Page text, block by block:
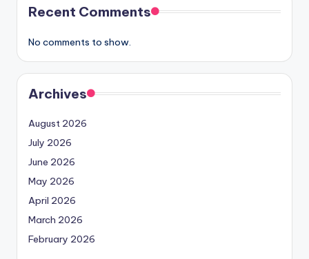
Recent Comments
No comments to show.
Archives
August 2026
July 2026
June 2026
May 2026
April 2026
March 2026
February 2026